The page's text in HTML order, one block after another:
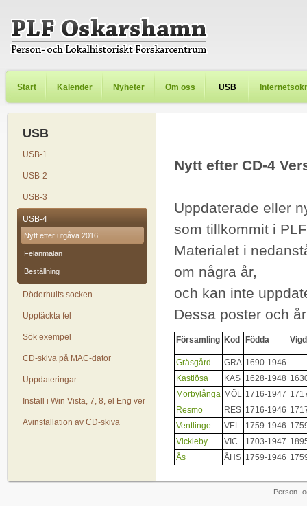
Start Kalender Nyheter Om oss USB
USB
USB-1
USB-2
USB-3
USB-4
Nytt efter utgåva 2016
Felanmälan
Beställning
Döderhults socken
Upptäckta fel
Sök exempel
CD-skiva på MAC-dator
Uppdateringar
Install i Win Vista, 7, 8, el Eng ver
Avinstallation av CD-skiva
Nytt efter CD-4
Uppdaterade eller
som tillkommit i
Materialet i
om några år,
och kan inte
Dessa poster och
Församling Kod Födda
Gräsgård GRÄ 1690-1946
Kastlösa
KAS 1628-1948
Mörbylånga MÖL 1716-1947
Resmo
RES 1716-1946
Ventlinge
VEL 1759-1946
Vickleby
VIC 1703-1947
Ås
ÅHS 1759-1946
Person-